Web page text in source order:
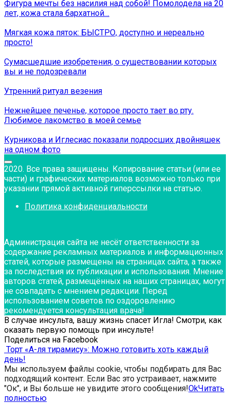
Фигура мечты без насилия над собой! Помолодела на 20
лет, кожа стала бархатной…
Мягкая кожа пяток: БЫСТРО, доступно и нереально
просто!
Сумасшедшие изобретения, о существовании которых
вы и не подозревали
Утренний ритуал везения
Нежнейшее печенье, которое просто тает во рту.
Любимое лакомство в моей семье
Курникова и Иглесиас показали подросших двойняшек
на одном фото
2020. Все права защищены. Копирование статьи (или ее
части) и графических материалов возможно только при
указании прямой активной гиперссылки на статью.
Политика конфиденциальности
Администрация сайта не несёт ответственности за
содержание рекламных материалов и информационных
статей, которые размещены на страницах сайта, а также
за последствия их публикации и использования. Мнение
авторов статей, размещённых на наших страницах, могут
не совпадать с мнением редакции. Перед
использованием советов по оздоровлению
рекомендуется консультация врача!
В случае инсульта, вашу жизнь спасет Игла! Смотри, как
оказать первую помощь при инсульте!
Поделиться на Facebook
Торт «А-ля тирамису»: Можно готовить хоть каждый
день!
Мы используем файлы cookie, чтобы подбирать для Вас
подходящий контент. Если Вас это устраивает, нажмите
"Ок", и Вы больше не увидите этого сообщения!OkЧитать
полностью